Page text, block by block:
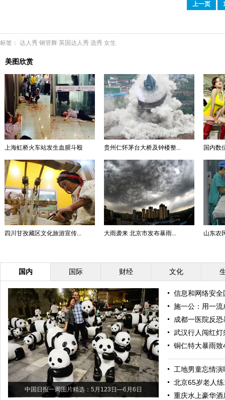
上一页
标签： 达人秀 钢管舞 英国达人秀 选秀 女生
美图欣赏
上海虹桥火车站发生血腥斗殴 贵州仁怀茅台大桥及钟楼整... 国内数
四川甘孜藏区文化旅游宣传... 大雨袭来 北京市发布暴雨... 山东农
国内 国际 财经 文化
中国日报一周图片精选：5月123日—6月6日
信息和网络安
施一公：用一流
成都一医院反
武汉行人闯红
铜仁特大暴雨
工地男童忘情
北京65岁老人
重庆水上豪华